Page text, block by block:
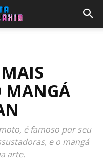
MANGÁ
é famoso por seu
e o mangá
arte.